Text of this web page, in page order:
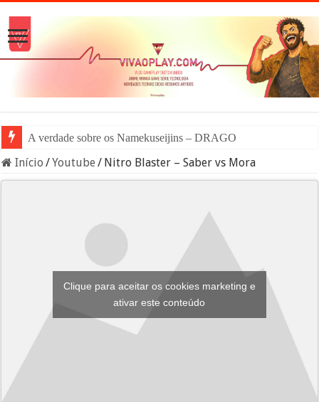
A verdade sobre os Namekuseijins – DRAGON BALL #News
Início /Youtube / Nitro Blaster – Saber vs Mora
Clique para aceitar os cookies marketing e
ativar este conteúdo